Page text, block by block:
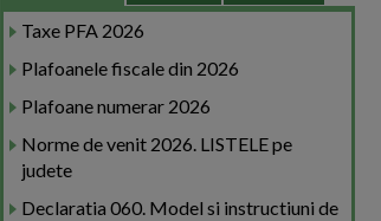
Taxe PFA 2026
Plafoanele fiscale din 2026
Plafoane numerar 2026
Norme de venit 2026. LISTELE pe
judete
Declaratia 060. Model si instructiuni de